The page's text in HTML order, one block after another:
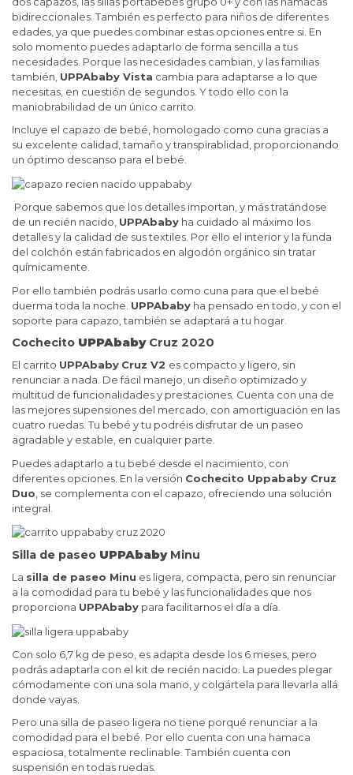
bidireccionales. También es perfecto para niños de diferentes
edades, ya que puedes combinar estas opciones entre si. En
solo momento puedes adaptarlo de forma sencilla a tus
necesidades. Porque las necesidades cambian, y las familias
también, UPPAbaby Vista cambia para adaptarse a lo que
necesitas, en cuestión de segundos. Y todo ello con la
maniobrabilidad de un único carrito.
Incluye el capazo de bebé, homologado como cuna gracias a
su excelente calidad, tamaño y transpirablidad, proporcionando
un óptimo descanso para el bebé.
Porque sabemos que los detalles importan, y más tratándose
de un recién nacido, UPPAbaby ha cuidado al máximo los
detalles y la calidad de sus textiles. Por ello el interior y la funda
del colchón están fabricados en algodón orgánico sin tratar
químicamente.
Por ello también podrás usarlo como cuna para que el bebé
duerma toda la noche. UPPAbaby ha pensado en todo, y con el
soporte para capazo, también se adaptará a tu hogar.
Cochecito UPPAbabyCruz 2020
El carrito UPPAbaby Cruz V2 es compacto y ligero, sin
renunciar a nada. De fácil manejo, un diseño optimizado y
multitud de funcionalidades y prestaciones. Cuenta con una de
las mejores supensiones del mercado, con amortiguación en las
cuatro ruedas. Tu bebé y tu podréis disfrutar de un paseo
agradable y estable, en cualquier parte.
Puedes adaptarlo a tu bebé desde el nacimiento, con
diferentes opciones. En la versión Cochecito Uppababy Cruz
Duo , se complementa con el capazo, ofreciendo una solución
integral.
Silla de paseo UPPAbabyMinu
La silla de paseo Minu es ligera, compacta, pero sin renunciar
a la comodidad para tu bebé y las funcionalidades que nos
proporciona UPPAbaby para facilitarnos el día a día.
Con solo 6,7 kg de peso, es adapta desde los 6 meses, pero
podrás adaptarla con el kit de recién nacido. La puedes plegar
cómodamente con una sola mano, y colgártela para llevarla allá
donde vayas.
Pero una silla de paseo ligera no tiene porqué renunciar a la
comodidad para el bebé. Por ello cuenta con una hamaca
espaciosa, totalmente reclinable. También cuenta con
suspensión en todas ruedas.